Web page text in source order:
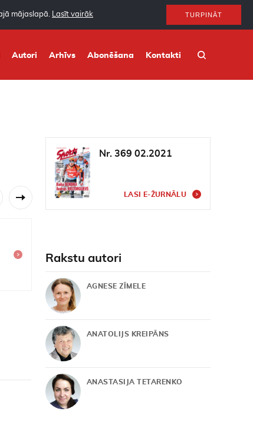
mājaslapā. Lasīt vairāk TURPINĀT
Autori Arhīvs Abonēšana Kontakti
Nr. 369 02.2021
LASI E-ŽURNĀLU
Rakstu autori
AGNESE ZĪMELE
ANATOLIJS KREIPĀNS
ANASTASIJA TETARENKO